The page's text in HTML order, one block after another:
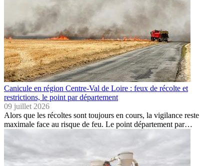
Canicule en région Centre-Val de Loire : feux de récolte et
restrictions, le point par département
09 juillet 2026
Alors que les récoltes sont toujours en cours, la vigilance reste
maximale face au risque de feu. Le point département par…